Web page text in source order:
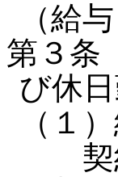
（給与
第３条
び休
（１
契約